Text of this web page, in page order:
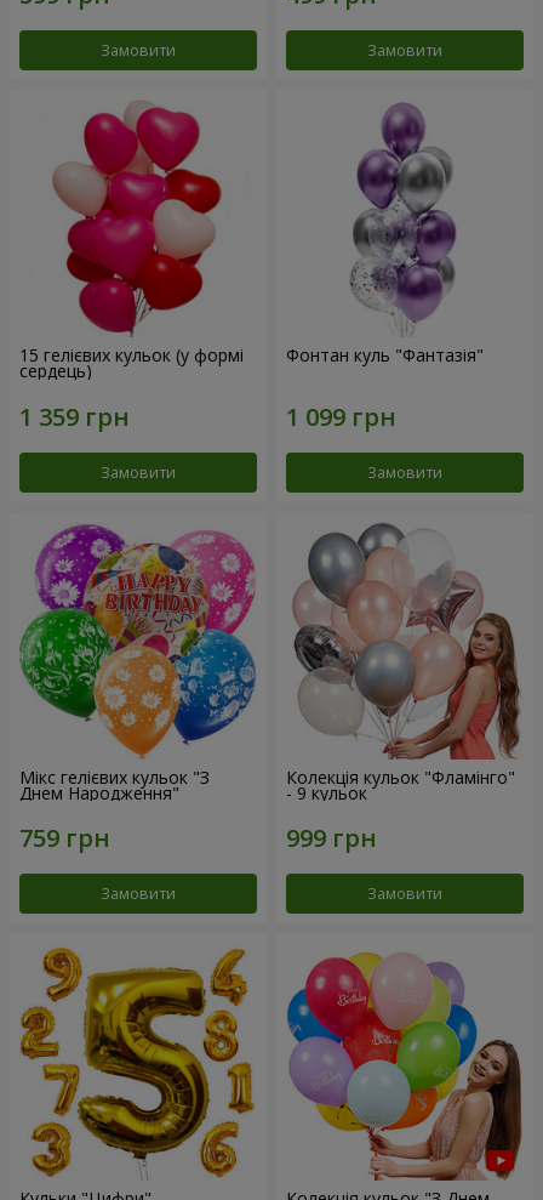
Замовити Замовити
15 гелієвих кульок (у формі
сердець)
Замовити
Фонтан куль "Фантазія"
Замовити
Мікс гелієвих кульок "З
Днем Народження"
Замовити
Колекція кульок "Фламінго"
- 9 кульок
Замовити